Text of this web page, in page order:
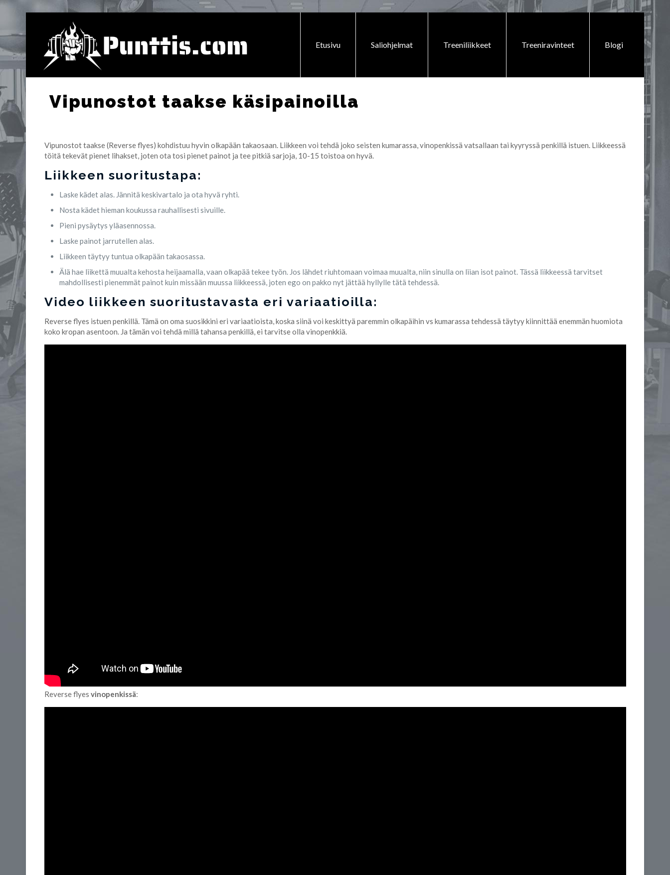
Etusivu Saliohjelmat Treeniliikkeet Treeniravinteet Blogi
Vipunostot taakse käsipainoilla
Vipunostot taakse (Reverse flyes) kohdistuu hyvin olkapään takaosaan. Liikkeen voi tehdä joko seisten kumarassa, vinopenkissä vatsallaan tai kyyryssä penkillä istuen. Liikkeessä
töitä tekevät pienet lihakset, joten ota tosi pienet painot ja tee pitkiä sarjoja, 10-15 toistoa on hyvä.
Liikkeen suoritustapa:
Laske kädet alas. Jännitä keskivartalo ja ota hyvä ryhti.
Nosta kädet hieman koukussa rauhallisesti sivuille.
Pieni pysäytys yläasennossa.
Laske painot jarrutellen alas.
Liikkeen täytyy tuntua olkapään takaosassa.
Älä hae liikettä muualta kehosta heijaamalla, vaan olkapää tekee työn. Jos lähdet riuhtomaan voimaa muualta, niin sinulla on liian isot painot. Tässä liikkeessä tarvitset
mahdollisesti pienemmät painot kuin missään muussa liikkeessä, joten ego on pakko nyt jättää hyllylle tätä tehdessä.
Video liikkeen suoritustavasta eri variaatioilla:
Reverse flyes istuen penkillä. Tämä on oma suosikkini eri variaatioista, koska siinä voi keskittyä paremmin olkapäihin vs kumarassa tehdessä täytyy kiinnittää enemmän huomiota
koko kropan asentoon. Ja tämän voi tehdä millä tahansa penkillä, ei tarvitse olla vinopenkkiä.
Reverse flyes vinopenkissä: